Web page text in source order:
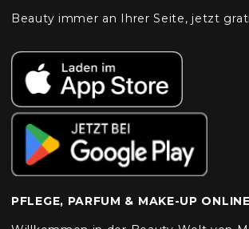
Beauty immer an Ihrer Seite, jetzt
PFLEGE, PARFUM & MAKE-UP